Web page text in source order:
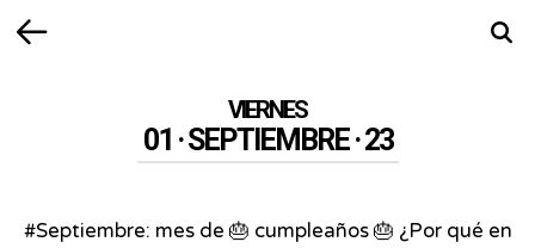
VIERNES
01 · SEPTIEMBRE · 23
#Septiembre: mes de 🎂 cumpleaños 🎂 ¿Por qué en